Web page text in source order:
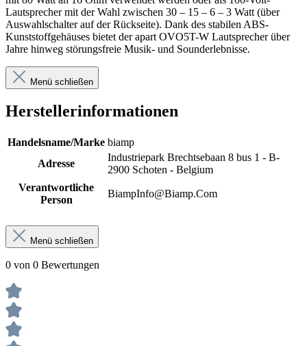
Lautsprecher mit der Wahl zwischen 30 – 15 – 6 – 3 Watt (über
Auswahlschalter auf der Rückseite). Dank des stabilen ABS-
Kunststoffgehäuses bietet der apart OVO5T-W Lautsprecher über
Jahre hinweg störungsfreie Musik- und Sounderlebnisse.
Menü schließen
Herstellerinformationen
Handelsname/Marke biamp
Adresse
Industriepark Brechtsebaan 8 bus 1 - B-
2900 Schoten - Belgium
Verantwortliche
Person
BiampInfo@Biamp.Com
Menü schließen
0 von 0 Bewertungen